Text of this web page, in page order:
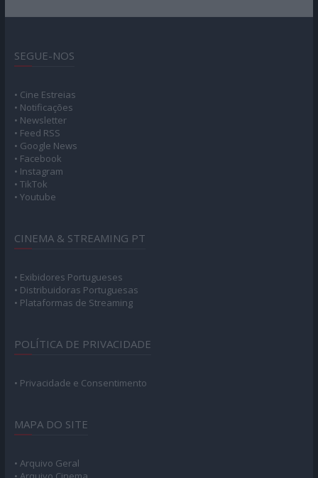
SEGUE-NOS
• Cine Estreias
• Notificações
• Newsletter
• Feed RSS
• Google News
• Facebook
• Instagram
• TikTok
• Youtube
CINEMA & STREAMING PT
• Exibidores Portugueses
• Distribuidoras Portuguesas
• Plataformas de Streaming
POLÍTICA DE PRIVACIDADE
• Privacidade e Consentimento
MAPA DO SITE
• Arquivo Geral